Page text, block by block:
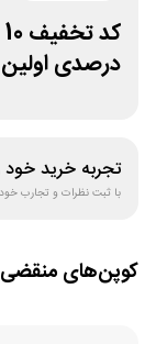
کد تخفیف 10
درصدی
تجربه خرید خود
با ثبت نظرات و تجارب خود
کوپن‌های منقضی